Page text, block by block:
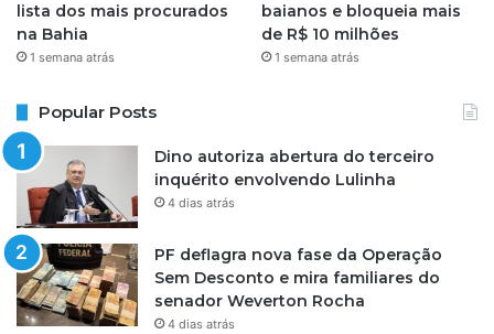
lista dos mais procurados
na Bahia
1 semana atrás
baianos e bloqueia mais
de R$ 10 milhões
1 semana atrás
Popular Posts
Dino autoriza abertura do terceiro
inquérito envolvendo Lulinha
4 dias atrás
PF deflagra nova fase da Operação
Sem Desconto e mira familiares do
senador Weverton Rocha
4 dias atrás